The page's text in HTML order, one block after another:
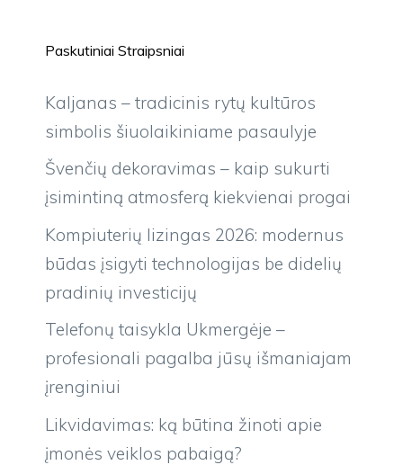
Paskutiniai Straipsniai
Kaljanas – tradicinis rytų kultūros
simbolis šiuolaikiniame pasaulyje
Švenčių dekoravimas – kaip sukurti
įsimintiną atmosferą kiekvienai progai
Kompiuterių lizingas 2026: modernus
būdas įsigyti technologijas be didelių
pradinių investicijų
Telefonų taisykla Ukmergėje –
profesionali pagalba jūsų išmaniajam
įrenginiui
Likvidavimas: ką būtina žinoti apie
įmonės veiklos pabaigą?